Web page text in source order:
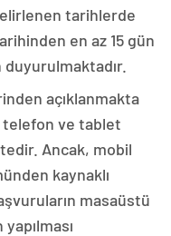
tarihlerde
en az 15 gün
açıklanmakta
telefon ve tablet
Ancak, mobil
kaynaklı
masaüstü